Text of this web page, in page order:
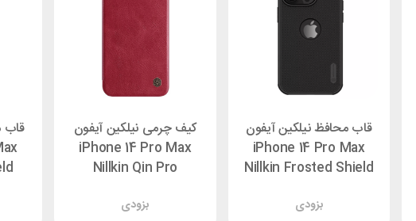
قاب محافظ نیلکین آیفون
iPhone 14 Pro Max
Nillkin Frosted Shield
بزودی
کیف چرمی نیلکین آیفون
iPhone 14 Pro Max
Nillkin Qin Pro
بزودی
قاب